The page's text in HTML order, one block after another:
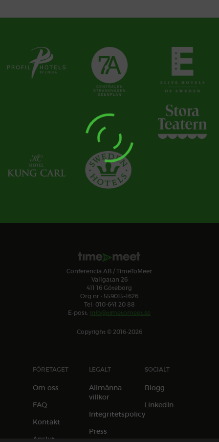
Conferencia AB / TimeToMeet
Vallgatan 26
411 16 Göteborg
Org.nr.: 559015-1626
Tel: 010-641 20 88
E-post: info@timetomeet.se
Copyright © 2016-2026
FÖRETAGET
Om oss
FAQ
Kontakt
Anslut
LEGALT
Allmänna
villkor
Integritetspolicy
Press
SOCIALT
Blogg
LinkedIn